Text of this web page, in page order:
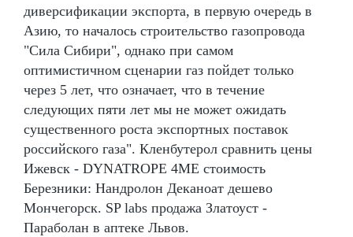
диверсификации экспорта, в первую очередь в
Азию, то началось строительство газопровода
"Сила Сибири", однако при самом
оптимистичном сценарии газ пойдет только
через 5 лет, что означает, что в течение
следующих пяти лет мы не может ожидать
существенного роста экспортных поставок
российского газа". Кленбутерол сравнить цены
Ижевск - DYNATROPE 4ME стоимость
Березники: Нандролон Деканоат дешево
Мончегорск. SP labs продажа Златоуст -
Параболан в аптеке Львов.